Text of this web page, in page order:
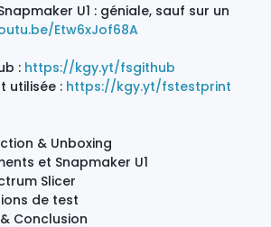
U1 : géniale, sauf sur un
Etw6xJof68A
: https://kgy.yt/fsgithub
utilisée : https://kgy.yt/fstestprint
& Unboxing
et Snapmaker U1
Slicer
de test
Conclusion